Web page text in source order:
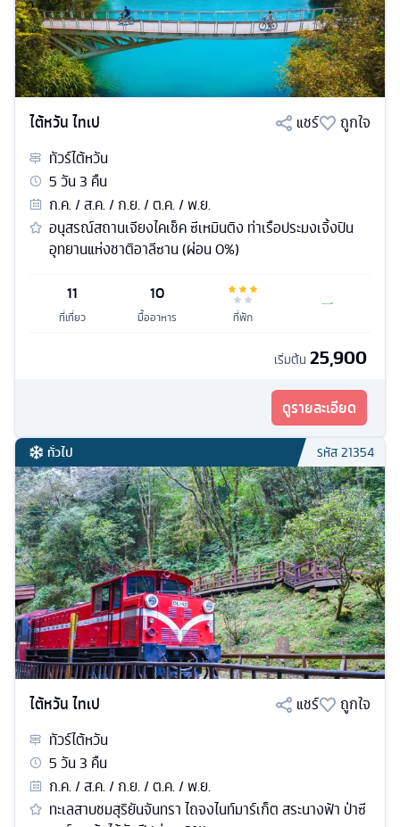
ไต้หวัน ไทเป แชร์
ถูกใจ
ทัวร์ไต้หวัน
5วัน3 คืน
ก.ค. / ส.ค. / ก.ย. / ต.ค. / พ.ย.
อนุสรณ์สถานเจียงไคเช็ค ซีเหมินติง ท่าเรือประมงเจิ้งปิน
อุทยานแห่งชาติอาลีซาน (ผ่อน 0%)
11
ที่เที่ยว
10
มื้ออาหาร ที่พัก
เริ่มต้น 25,900
ดูรายละเอียด
ทั่วไป รหัส21354
ไต้หวัน ไทเป แชร์
ถูกใจ
ทัวร์ไต้หวัน
5วัน3 คืน
ก.ค. / ส.ค. / ก.ย. / ต.ค. / พ.ย.
ทะเลสาบชมสุริยันจันทรา ไถจงไนท์มาร์เก็ต สระนางฟ้า ป่าซี